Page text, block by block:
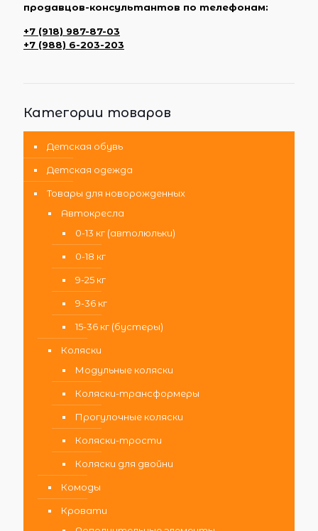
продавцов-консультантов по телефонам:
+7 (918) 987-87-03
+7 (988) 6-203-203
Категории товаров
Детская обувь
Детская одежда
Товары для новорожденных
Автокресла
0-13 кг (автолюльки)
0-18 кг
9-25 кг
9-36 кг
15-36 кг (бустеры)
Коляски
Модульные коляски
Коляски-трансформеры
Прогулочные коляски
Коляски-трости
Коляски для двойни
Комоды
Кровати